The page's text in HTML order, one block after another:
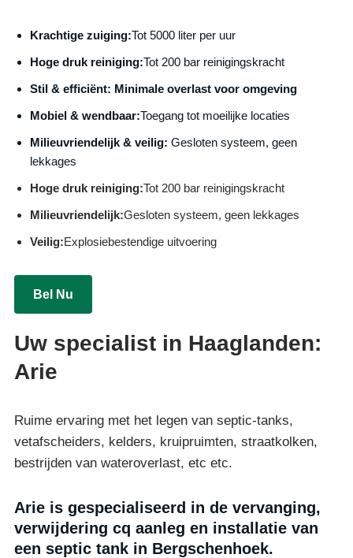
Krachtige zuiging:Tot 5000 liter per uur
Hoge druk reiniging:Tot 200 bar reinigingskracht
Stil & efficiënt: Minimale overlast voor omgeving
Mobiel & wendbaar:Toegang tot moeilijke locaties
Milieuvriendelijk & veilig: Gesloten systeem, geen
lekkages
Hoge druk reiniging:Tot 200 bar reinigingskracht
Milieuvriendelijk:Gesloten systeem, geen lekkages
Veilig:Explosiebestendige uitvoering
Bel Nu
Uw specialist in Haaglanden:
Arie
Ruime ervaring met het legen van septic-tanks,
vetafscheiders, kelders, kruipruimten, straatkolken,
bestrijden van wateroverlast, etc etc.
Arie is gespecialiseerd in de vervanging,
verwijdering cq aanleg en installatie van
een septic tank in Bergschenhoek.